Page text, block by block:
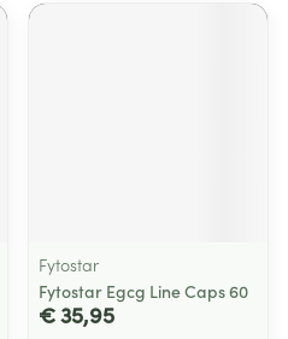
Fytostar
Fytostar Egcg Line Caps 60
€ 35,95